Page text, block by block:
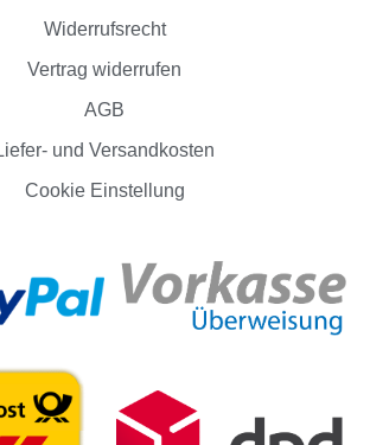
Widerrufsrecht
Vertrag widerrufen
AGB
und Versandkosten
Cookie Einstellung